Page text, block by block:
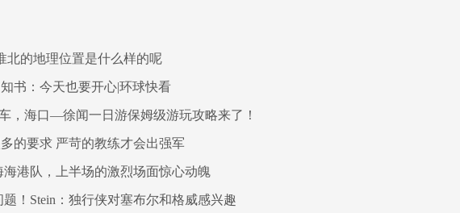
北的地理位置是什么样的呢
书：今天也要开心|环球快看
，海口—徐闻一日游保姆级游玩攻略来了！
的要求 严苛的教练才会出强军
港队，上半场的激烈场面惊心动魄
！Stein：独行侠对塞布尔和格威感兴趣